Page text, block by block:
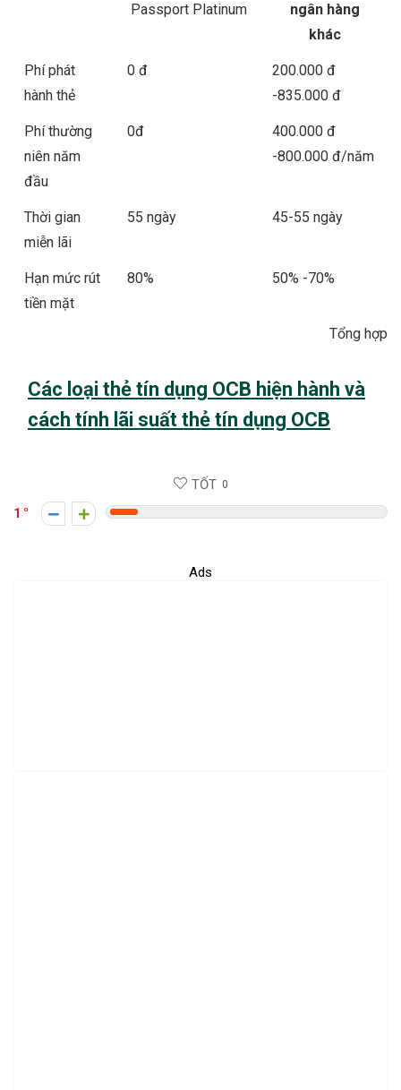
Passport Platinum
ngân hàng
khác
Phí phát
hành thẻ
0 đ
200.000 đ
-835.000 đ
Phí thường
niên năm
đầu
0đ
400.000 đ
-800.000 đ/năm
Thời gian
miễn lãi
55 ngày 45-55 ngày
Hạn mức rút
tiền mặt
80% 50% -70%
Tổng hợp
Các loại thẻ tín dụng OCB hiện hành và
cách tính lãi suất thẻ tín dụng OCB
TỐT 0
1
Ads